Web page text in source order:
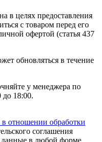
в целях предоставления
с товаром перед его
офертой (статья 437
обновляться в течение
у менеджера по
до 18:00.
отношении обработки
соглашения
данные в любой форме